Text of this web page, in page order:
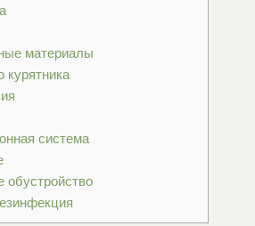
материалы
курятника
система
обустройство